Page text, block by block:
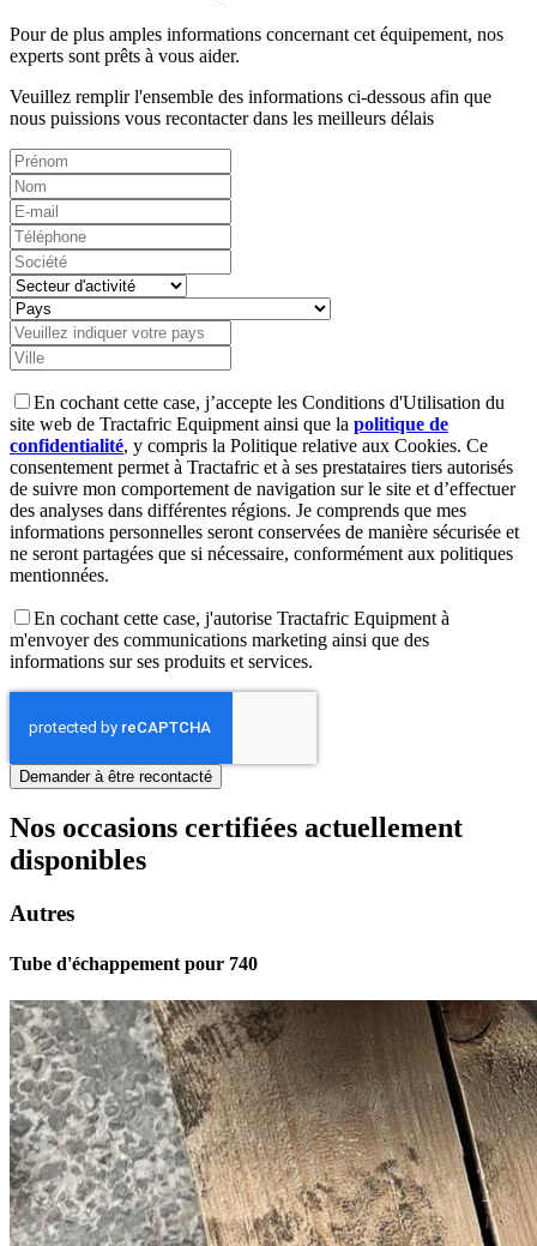
Pour de plus amples informations concernant cet équipement, nos
experts sont prêts à vous aider.
Veuillez remplir l'ensemble des informations ci-dessous afin que
nous puissions vous recontacter dans les meilleurs délais
En cochant cette case, j’accepte les Conditions d'Utilisation du
site web de Tractafric Equipment ainsi que la politique de
confidentialité, y compris la Politique relative aux Cookies. Ce
consentement permet à Tractafric et à ses prestataires tiers autorisés
de suivre mon comportement de navigation sur le site et d’effectuer
des analyses dans différentes régions. Je comprends que mes
informations personnelles seront conservées de manière sécurisée et
ne seront partagées que si nécessaire, conformément aux politiques
mentionnées.
En cochant cette case, j'autorise Tractafric Equipment à
m'envoyer des communications marketing ainsi que des
informations sur ses produits et services.
Nos occasions certifiées actuellement
disponibles
Autres
Tube d'échappement pour 740